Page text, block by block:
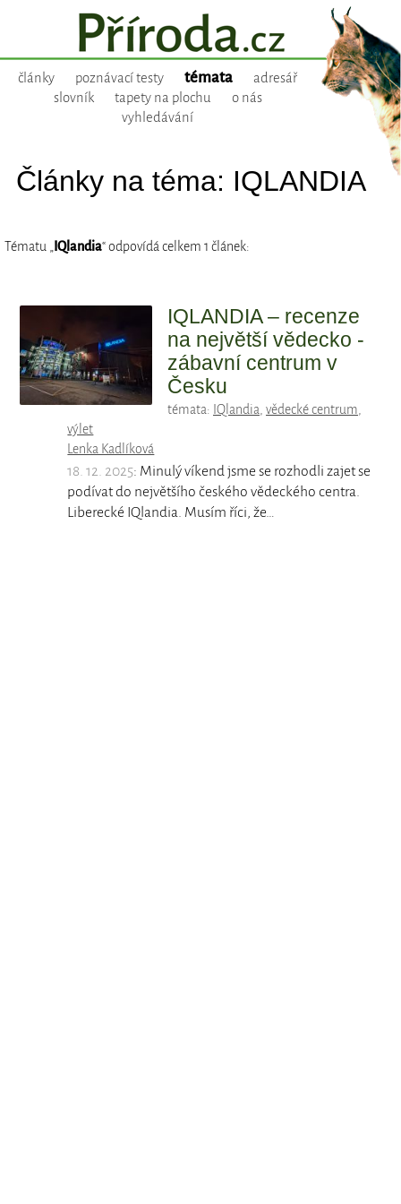
články poznávací testy témata
adresář
slovník
tapety na plochu
o nás
vyhledávání
Články na téma: IQLANDIA
Tématu „IQlandia“ odpovídá celkem 1 článek:
IQLANDIA – recenze
na největší vědecko -
zábavní centrum v
Česku
témata: IQlandia, vědecké centrum,
výlet
Lenka Kadlíková
18. 12. 2025: Minulý víkend jsme se rozhodli zajet se
podívat do největšího českého vědeckého centra.
Liberecké IQlandia. Musím říci, že…